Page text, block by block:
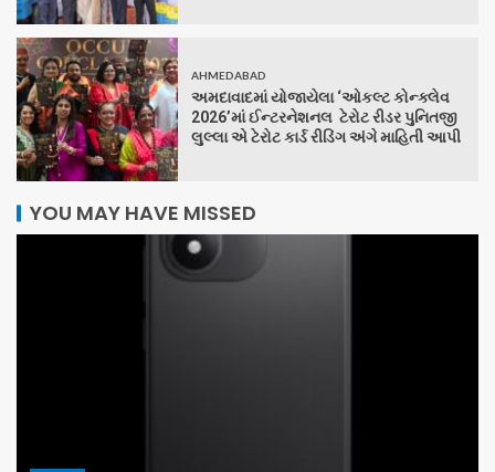
AHMEDABAD
અમદાવાદમાં યોજાયેલા ‘ઓકલ્ટ કોન્ક્લેવ
2026’માં ઈન્ટરનેશનલ ટેરોટ રીડર પુનિતજી
લુલ્લા એ ટેરોટ કાર્ડ રીડિંગ અંગે માહિતી આપી
YOU MAY HAVE MISSED